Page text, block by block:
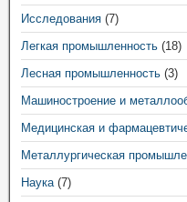
Исследования (7)
Легкая промышленность (18)
Лесная промышленность (3)
Машиностроение и
Медицинская и
Металлургическая
Наука(7)